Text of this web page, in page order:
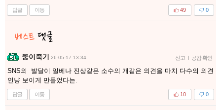
답글 이동 0
49
뚱이죽기 26-05-17 13:34 신고 | 공감 확인
SNS의 발달이 일베나 진상같은 소수의 개같은 의견을 마치 다수의 의견
인냥 보이게 만들었다는.
답글 이동 0
10